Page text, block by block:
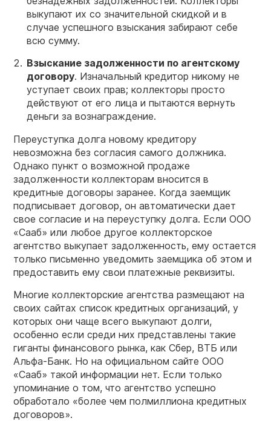
выкупают их со значительной скидкой и в
случае успешного взыскания забирают себе
всю сумму.
Взыскание задолженности по агентскому
договору. Изначальный кредитор никому не
уступает своих прав; коллекторы просто
действуют от его лица и пытаются вернуть
деньги за вознаграждение.
Переуступка долга новому кредитору
невозможна без согласия самого должника.
Однако пункт о возможной продаже
задолженности коллекторам вносится в
кредитные договоры заранее. Когда заемщик
подписывает договор, он автоматически дает
свое согласие и на переуступку долга. Если ООО
«Сааб» или любое другое коллекторское
агентство выкупает задолженность, ему остается
только письменно уведомить заемщика об этом и
предоставить ему свои платежные реквизиты.
Многие коллекторские агентства размещают на
своих сайтах список кредитных организаций, у
которых они чаще всего выкупают долги,
особенно если среди них представлены такие
гиганты финансового рынка, как Сбер, ВТБ или
Альфа-Банк. Но на официальном сайте ООО
«Сааб» такой информации нет. Если только
упоминание о том, что агентство успешно
обработало «более чем полмиллиона кредитных
договоров».